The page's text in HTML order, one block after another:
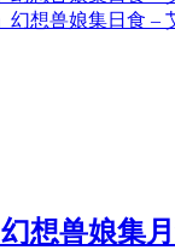
幻想兽娘集